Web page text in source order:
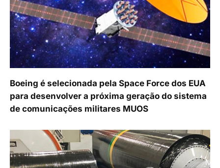
Boeing é selecionada pela Space Force dos EUA
para desenvolver a próxima geração do sistema
de comunicações militares MUOS